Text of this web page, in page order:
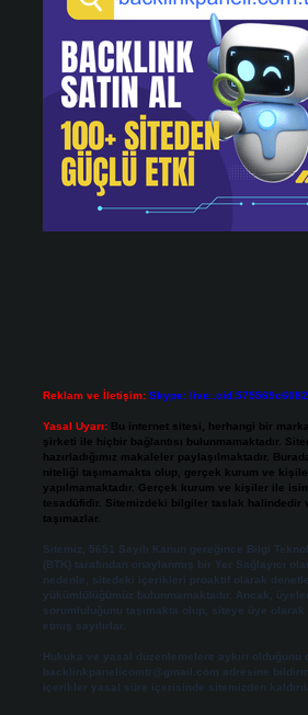
Reklam ve İletişim: Skype:
Yasal Uyarı: Bu internet sitesi, herhangi bir
şirketi ile hiçbir bağlantısı bulunmamaktadır.
hazırladığımız makaleler paylaşılmaktadır.
niteliği taşımamakta olup, gerçek kurum ve
yapılmamaktadır. Gerçek kurum ve kişiler ile
tesadüfidir. Sitemizdeki bilgiler taslak halindedir
taşımazlar.
Sitemiz, 5651 Sayılı Kanun gereğince Bilgi
(BTK) tarafından onaylanmış bir Yer Sağlayıcı
nedenle, sitedeki içerikleri proaktif olarak
yükümlülüğümüz bulunmamaktadır. Ancak,
sorumluluğunu taşımakta olup, siteye üye
etmiş sayılırlar.
Hukuka ve yasal düzenlemelere aykırı olduğunu
backlinkpanelicomtr@gmail.com adresine
içerikler yasal süre içerisinde sitemizden